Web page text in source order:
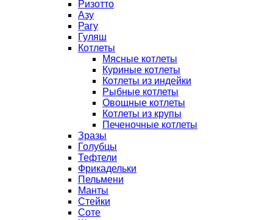
Ризотто
Азу
Рагу
Гуляш
Котлеты
Мясные котлеты
Куриные котлеты
Котлеты из индейки
Рыбные котлеты
Овощные котлеты
Котлеты из крупы
Печеночные котлеты
Зразы
Голубцы
Тефтели
Фрикадельки
Пельмени
Манты
Стейки
Соте